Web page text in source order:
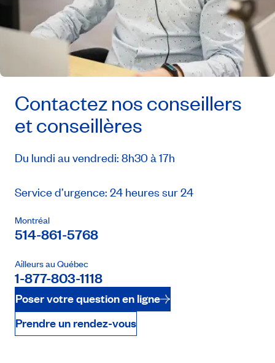
Contactez nos conseillers
et conseillères
Du lundi au vendredi: 8h30 à 17h
Service d’urgence: 24 heures sur 24
Montréal
514-861-5768
Ailleurs au Québec
1-877-803-1118
Poser votre question en ligne
Prendre un rendez-vous